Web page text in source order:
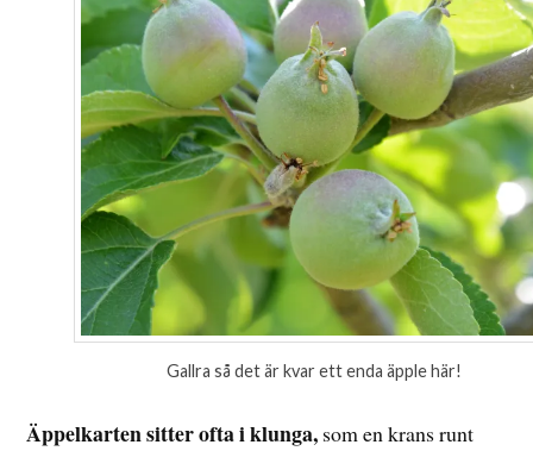
Gallra så det är kvar ett enda äpple här!
Äppelkarten sitter ofta i klunga, som en krans runt